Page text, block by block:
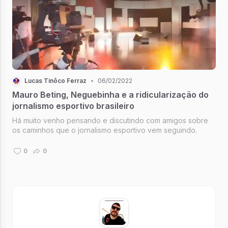
Lucas Tinôco Ferraz • 06/02/2022
Mauro Beting, Neguebinha e a ridicularização do
jornalismo esportivo brasileiro
Há muito venho pensando e discutindo com amigos sobre
os caminhos que o jornalismo esportivo vem seguindo.
0 0